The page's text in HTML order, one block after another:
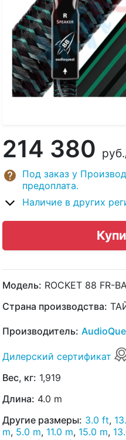
214 380 руб.
Под заказ у
предоплата.
Наличие в других
Модель: ROCKET 88 FR-
Страна производства:
Производитель:
Дилерский сертификат
Вес, кг: 1,919
Длина: 4.0 m
Другие размеры: 3.0 ft,
m, 5.0 m, 11.0 m, 15.0 m,